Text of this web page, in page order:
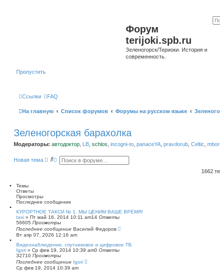
Форум
terijoki.spb.ru
Зеленогорск/Териоки. История и
современность.
Пропустить
Ссылки FAQ
На главную Список форумов Форумы на русском языке
Зеленогорская барахолка
Модераторы: автодоктор LB schlos incogni-to panaceYA pravdorub Celtic
Новая тема
П Р
н
ы
й
п
о
и
к
1662
Темы
Ответы
Просмотры
Последнее сообщение
КУРОРТНОЕ ТАКСИ № 1. МЫ ЦЕНИМ ВАШЕ ВРЕМЯ!
taxi » Пт май 16, 2014 10:11 am14 Ответы
56605 Просмотры
Последнее сообщение Василий Федоров
Вт апр 07, 2026 12:16 am
Видеонаблюдение, спутниковое и цифровое ТВ.
Igori » Ср фев 19, 2014 10:39 am0 Ответы
32710 Просмотры
Последнее сообщение Igori
Ср фев 19, 2014 10:39 am